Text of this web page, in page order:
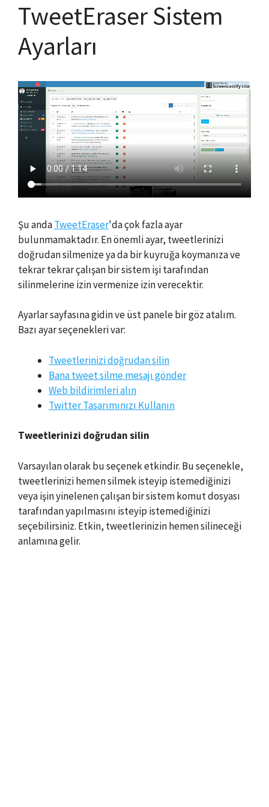
TweetEraser Sistem
Ayarları
Şu andaTweetEraser'da çok fazla ayar
bulunmamaktadır. En önemli ayar, tweetlerinizi
doğrudan silmenize ya da bir kuyruğa koymanıza ve
tekrar tekrar çalışan bir sistem işi tarafından
silinmelerine izin vermenize izin verecektir.
Ayarlar sayfasına gidin ve üst panele bir göz atalım.
Bazı ayar seçenekleri var:
Tweetlerinizi doğrudan silin
Bana tweet silme mesajı gönder
Web bildirimleri alın
Twitter Tasarımınızı Kullanın
Tweetlerinizi doğrudan silin
Varsayılan olarak bu seçenek etkindir. Bu seçenekle,
tweetlerinizi hemen silmek isteyip istemediğinizi
veya işin yinelenen çalışan bir sistem komut dosyası
tarafından yapılmasını isteyip istemediğinizi
seçebilirsiniz. Etkin, tweetlerinizin hemen silineceği
anlamına gelir.